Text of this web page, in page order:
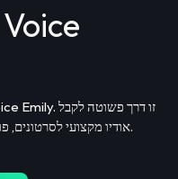
אודיו מקצועי לסרטונים, פודקסטים או תוכן ברשתות החברתיות שלך.